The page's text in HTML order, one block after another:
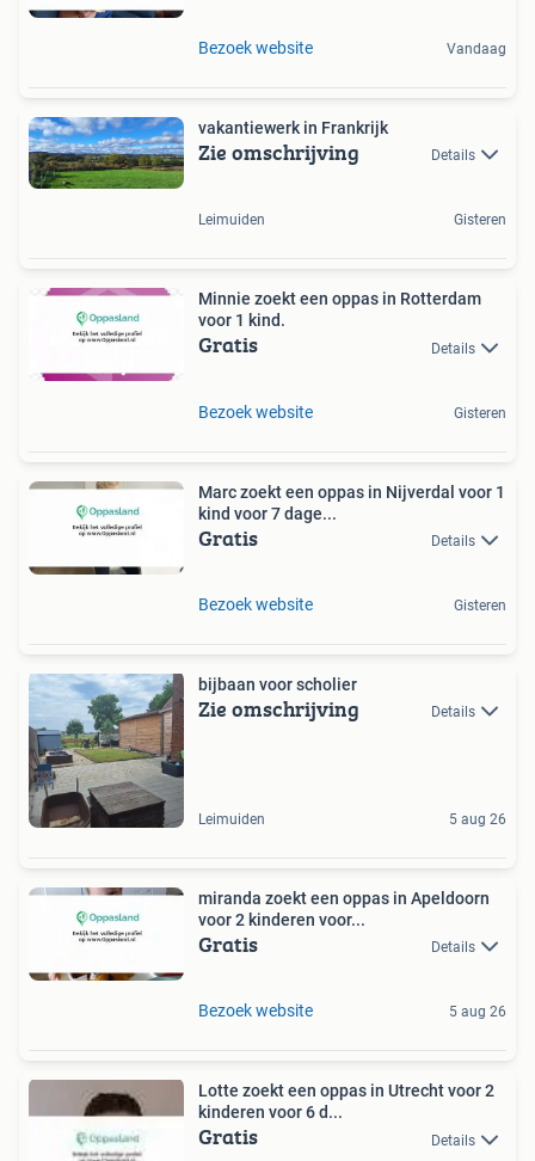
Bezoek website Vandaag
vakantiewerk in Frankrijk
Zie omschrijving Details
Leimuiden Gisteren
Minnie zoekt een oppas in Rotterdam
voor 1 kind.
Gratis Details
Bezoek website Gisteren
Marc zoekt een oppas in Nijverdal voor 1
kind voor 7 dage...
Gratis Details
Bezoek website Gisteren
bijbaan voor scholier
Zie omschrijving Details
Leimuiden 5 aug 26
miranda zoekt een oppas in Apeldoorn
voor 2 kinderen voor...
Gratis Details
Bezoek website 5 aug 26
Lotte zoekt een oppas in Utrecht voor 2
kinderen voor 6 d...
Gratis Details